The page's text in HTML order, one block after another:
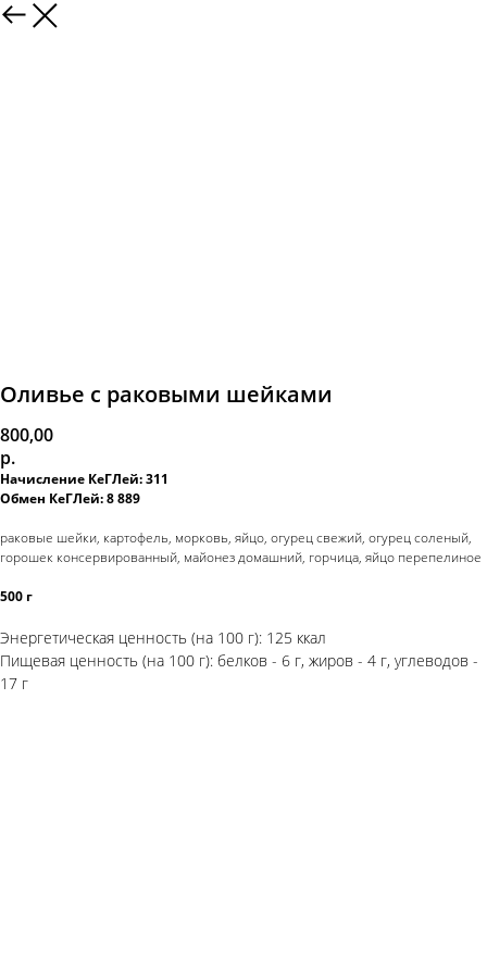
Оливье с раковыми шейками
800,00
р.
Начисление КеГЛей: 311
Обмен КеГЛей: 8 889
раковые шейки, картофель, морковь, яйцо, огурец свежий, огурец соленый,
горошек консервированный, майонез домашний, горчица, яйцо перепелиное
500 г
Энергетическая ценность (на 100 г): 125 ккал
Пищевая ценность (на 100 г): белков - 6 г, жиров - 4 г, углеводов -
17 г